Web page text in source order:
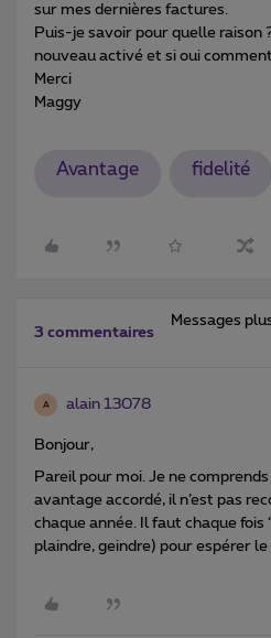
sur mes dernières factures.
Puis-je savoir pour quelle raison
nouveau activé et si oui
Merci
Maggy
Avantage fidelité
3 commentaires
Messages
A alain 13078
Bonjour,
Pareil pour moi. Je ne
avantage accordé, il n’est pas
chaque année. Il faut chaque fois
plaindre, geindre) pour espérer